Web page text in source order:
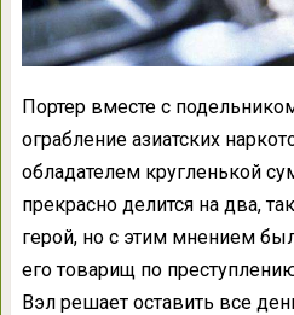
Портер вместе с
ограбление азиатских
обладателем кругленькой
прекрасно делится на два,
герой, но с этим мнением
его товарищ по
Вэл решает оставить все